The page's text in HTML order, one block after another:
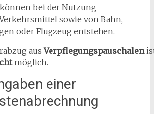
bei der Nutzung
sowie von Bahn,
oder Flugzeug entstehen.
ausVerpflegungspauschalen
möglich.
einer